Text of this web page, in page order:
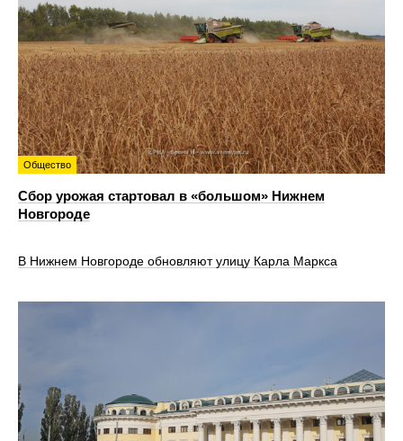
Общество
Сбор урожая стартовал в «большом» Нижнем
Новгороде
В Нижнем Новгороде обновляют улицу Карла Маркса